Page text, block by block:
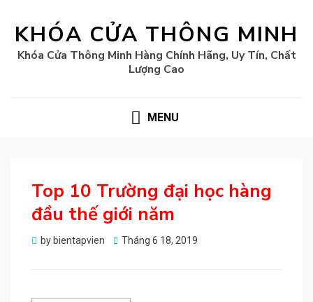
KHÓA CỬA THÔNG MINH
Khóa Cửa Thông Minh Hàng Chính Hãng, Uy Tín, Chất
Lượng Cao
MENU
Top 10 Trường đại học hàng
đầu thế giới năm
by bientapvien
Posted
Tháng 6 18, 2019